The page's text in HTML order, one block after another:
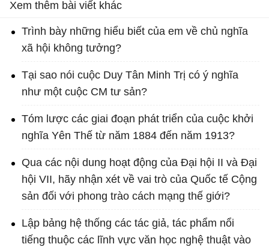
Xem thêm bài viết khác
Trình bày những hiểu biết của em về chủ nghĩa
xã hội không tưởng?
Tại sao nói cuộc Duy Tân Minh Trị có ý nghĩa
như một cuộc CM tư sản?
Tóm lược các giai đoạn phát triển của cuộc khởi
nghĩa Yên Thế từ năm 1884 đến năm 1913?
Qua các nội dung hoạt động của Đại hội II và Đại
hội VII, hãy nhận xét về vai trò của Quốc tế Cộng
sản đối với phong trào cách mạng thế giới?
Lập bảng hệ thống các tác giả, tác phẩm nổi
tiếng thuộc các lĩnh vực văn học nghệ thuật vào